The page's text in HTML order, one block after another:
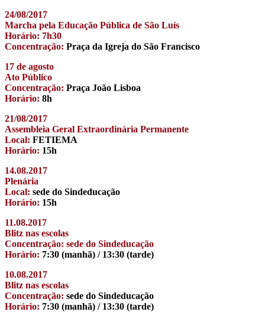
24/08/2017
Marcha pela Educação Pública de São Luís
Horário: 7h30
Concentração: Praça da Igreja do São Francisco
17 de agosto
Ato Público
Concentração: Praça João Lisboa
Horário: 8h
21/08/2017
Assembleia Geral Extraordinária Permanente
Local: FETIEMA
Horário: 15h
14.08.2017
Plenária
Local: sede do Sindeducação
Horário: 15h
11.08.2017
Blitz nas escolas
Concentração: sede do Sindeducação
Horário: 7:30 (manhã) / 13:30 (tarde)
10.08.2017
Blitz nas escolas
Concentração: sede do Sindeducação
Horário: 7:30 (manhã) / 13:30 (tarde)